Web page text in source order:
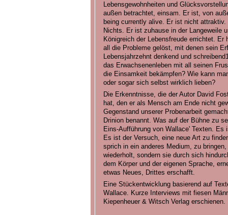
Lebensgewohnheiten und
außen betrachtet, einsam. Er ist, von
being currently alive. Er ist nicht
Nichts. Er ist zuhause in der Langeweile
Königreich der Lebensfreude errichtet.
all die Probleme gelöst, mit denen sein
Lebensjahrzehnt denkend und
das Erwachsenenleben mit all seinen
die Einsamkeit bekämpfen? Wie kann
oder sogar sich selbst wirklich lieben?
Die Erkenntnisse, die der Autor David
hat, den er als Mensch am Ende nicht
Gegenstand unserer Probenarbeit
Drinion benannt. Was auf der Bühne zu
Eins-Aufführung von Wallace' Texten.
Es ist der Versuch, eine neue Art zu
sprich in ein anderes Medium, zu
wiederholt, sondern sie durch sich
dem Körper und der eigenen Sprache,
etwas Neues, Drittes erschafft.
Eine Stückentwicklung basierend auf
Wallace. Kurze Interviews mit fiesen
Kiepenheuer & Witsch Verlag erschienen.